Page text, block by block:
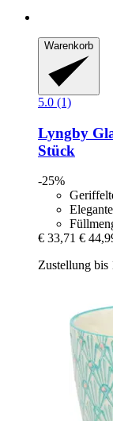
Warenkorb
5.0 (1)
Lyngby
Stück
-25%
€ 33,71 €
Zustellung bis